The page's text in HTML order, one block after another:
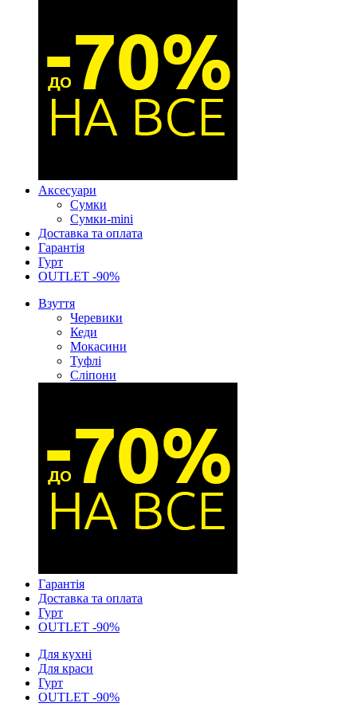
Аксесуари
Сумки
Сумки-mini
Доставка та оплата
Гарантія
Гурт
OUTLET -90%
Взуття
Черевики
Кеди
Мокасини
Туфлі
Сліпони
Гарантія
Доставка та оплата
Гурт
OUTLET -90%
Для кухні
Для краси
Гурт
OUTLET -90%